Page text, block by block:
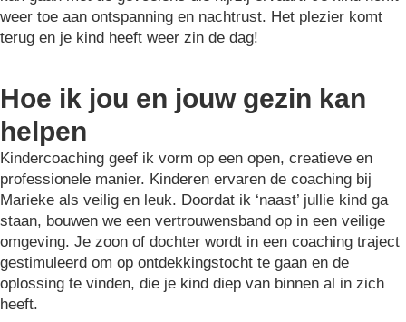
weer toe aan ontspanning en nachtrust. Het plezier komt
terug en je kind heeft weer zin de dag!
Hoe ik jou en jouw gezin kan
helpen
Kindercoaching geef ik vorm op een open, creatieve en
professionele manier. Kinderen ervaren de coaching bij
Marieke als veilig en leuk. Doordat ik ‘naast’ jullie kind ga
staan, bouwen we een vertrouwensband op in een veilige
omgeving. Je zoon of dochter wordt in een coaching traject
gestimuleerd om op ontdekkingstocht te gaan en de
oplossing te vinden, die je kind diep van binnen al in zich
heeft.